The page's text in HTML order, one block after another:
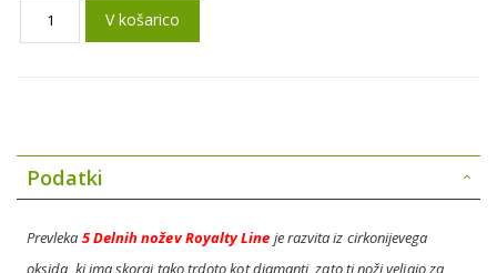
V košarico
Podatki
Prevleka 5 Delnih nožev Royalty Line je razvita iz cirkonijevega
oksida, ki ima skoraj tako trdoto kot diamanti, zato ti noži veljajo za